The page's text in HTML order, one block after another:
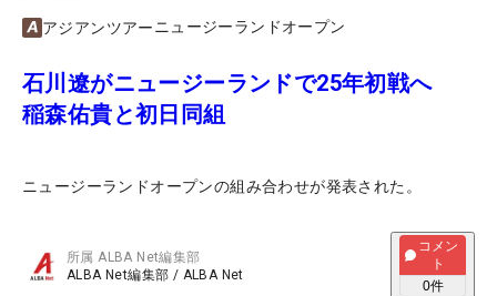
アジアンツアーニュージーランドオープン
石川遼がニュージーランドで25年初戦へ
稲森佑貴と初日同組
ニュージーランドオープンの組み合わせが発表された。
所属ALBA Net編集部
ALBA Net編集部 / ALBA Net
コメン
ト
0件